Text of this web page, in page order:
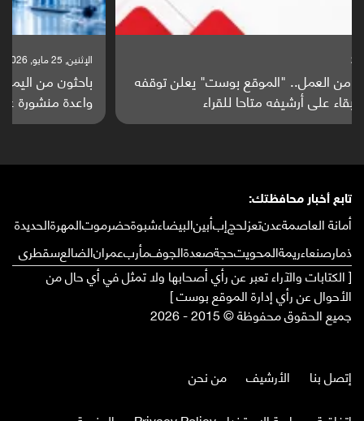
باحثون من اليمن يدخلون سباق أبحاث ألزهايمر بدراسة
واعدة منشورة عالميا (ترجمة)
تابع أخبار محافظتك:
أمانة العاصمةعدنتعزلحجإبأبينالبيضاءشبوةحضرموتالمهرةالحديدة
ذمارصنعاءريمةالمحويتحجةصعدةالجوفمأربعمرانالضالعسقطرى
[ الكتابات والآراء تعبر عن رأي أصحابها ولا تمثل في أي حال من
الأحوال عن رأي إدارة الموقع بوست ]
جميع الحقوق محفوظة © 2015 - 2026
إتصل بنا الأرشيف
من نحن